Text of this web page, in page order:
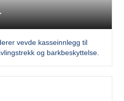
vevde kasseinnlegg til
og barkbeskyttelse.